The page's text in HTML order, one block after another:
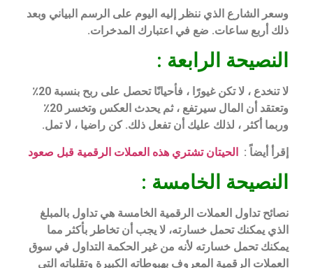
وسعر الشارع الذي ننظر إليه اليوم على الرسم البياني وبعد
ذلك أربع ساعات. ضع في اعتبارك المدخرات.
النصيحة الرابعة :
لا تنخدع ، لا تكن غيورًا ، فأحيانًا تحصل على ربح بنسبة 20٪
وتعتقد أن المال سيرتفع ، ثم يحدث العكس وتخسر ​​20٪
وربما أكثر ، لذلك عليك أن تفعل ذلك. كن راضيا ، لا تمل.
إقرأ أيضاً : الحيتان تشتري هذه العملات الرقمية قبل صعود
النصيحة الخامسة :
نصائح تداول العملات الرقمية الخامسة هي تداول بالمبلغ
الذي يمكنك تحمل خسارته، لا يجب أن تخاطر بأكثر مما
يمكنك تحمل خسارته لأنه من غير الحكمة التداول في سوق
العملات الرقمية المعروف بهبوطاته الكبيرة وتقلباته التي